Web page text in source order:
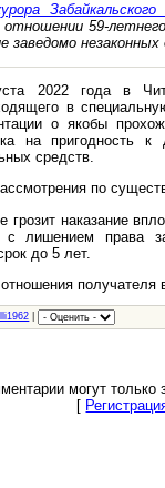
Забайкальского
отношении 59-
заведомо
2022 года в
в
о якобы
на пригодность
средств.
по
грозит наказание
лишением права
до 5 лет.
получателя
могут только
[